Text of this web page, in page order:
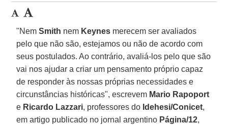
"NemSmith nem Keynes merecem ser avaliados
pelo que não são, estejamos ou não de acordo com
seus postulados. Ao contrário, avaliá-los pelo que são
vai nos ajudar a criar um pensamento próprio capaz
de responder às nossas próprias necessidades e
circunstâncias históricas", escrevem Mario Rapoport
e Ricardo Lazzari, professores do Idehesi/Conicet,
em artigo publicado no jornal argentino Página/12,